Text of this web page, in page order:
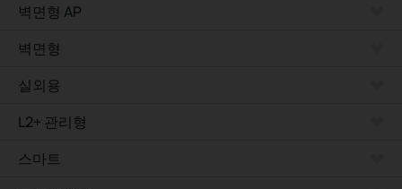
벽면형 AP
벽면형
실외용
L2+ 관리형
스마트